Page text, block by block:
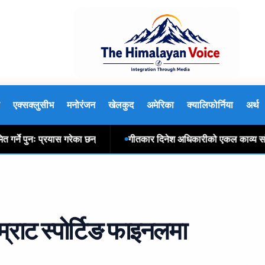
एक्सक्लुसीभ मनोरंजन खेलकुद अमेरिका क्यालिफोर्निया अर्थ
पुनः प्रयास गरेका छन् गीतकार दिनेश अधिकारीको एकल काव्य साँझ
स्पोर्टिङ फाइनलमा